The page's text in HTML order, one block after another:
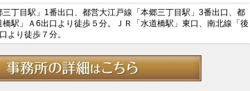
三丁目駅」1番出口、都営大江戸線「本郷三丁目駅」3番出口、都
駅」Ａ6出口より徒歩５分。ＪＲ「水道橋駅」東口、南北線「後
より徒歩７分。